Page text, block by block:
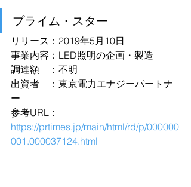
プライム・スター
リリース：2019年5月10日
事業内容：LED照明の企画・製造
調達額　：不明
出資者　：東京電力エナジーパートナ
ー
参考URL：
https://prtimes.jp/main/html/rd/p/000000
001.000037124.html